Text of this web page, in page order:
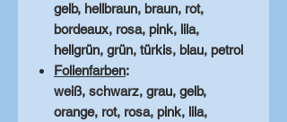
gelb, hellbraun, braun, rot,
bordeaux, rosa, pink, lila,
hellgrün, grün, türkis, blau, petrol
Folienfarben:
weiß, schwarz, grau, gelb,
orange, rot, rosa, pink, lila,